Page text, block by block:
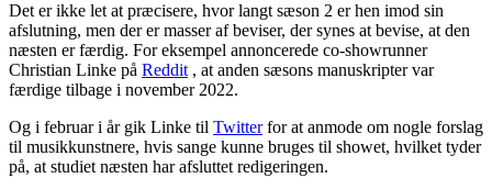
Det er ikke let at præcisere, hvor langt sæson 2 er hen imod sin
afslutning, men der er masser af beviser, der synes at bevise, at den
næsten er færdig. For eksempel annoncerede co-showrunner
Christian Linke på Reddit, at anden sæsons manuskripter var
færdige tilbage i november 2022.
Og i februar i år gik Linke til Twitterfor at anmode om nogle forslag
til musikkunstnere, hvis sange kunne bruges til showet, hvilket tyder
på, at studiet næsten har afsluttet redigeringen.